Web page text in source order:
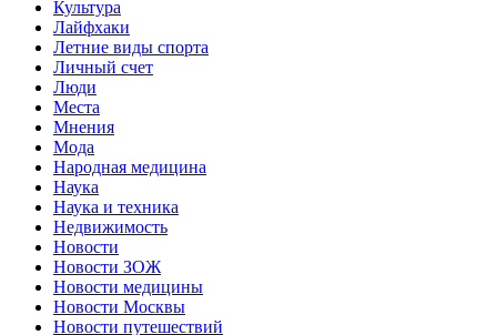
Культура
Лайфхаки
Летние виды спорта
Личный счет
Люди
Места
Мнения
Мода
Народная медицина
Наука
Наука и техника
Недвижимость
Новости
Новости ЗОЖ
Новости медицины
Новости Москвы
Новости путешествий